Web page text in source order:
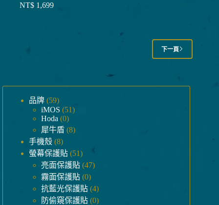
NT$ 1,699
下一頁
品牌 5959
個
產
品
iMOS 5151
產
Hoda 00
個
品
犀牛盾 88
產
品
手機殼 88
個
產
品
螢幕保護貼 5151
個
產
品
亮面保護貼 4747
產
品
霧面保護貼 00
個
產
抗藍光保護貼 44
個
防偷窺保護貼 00